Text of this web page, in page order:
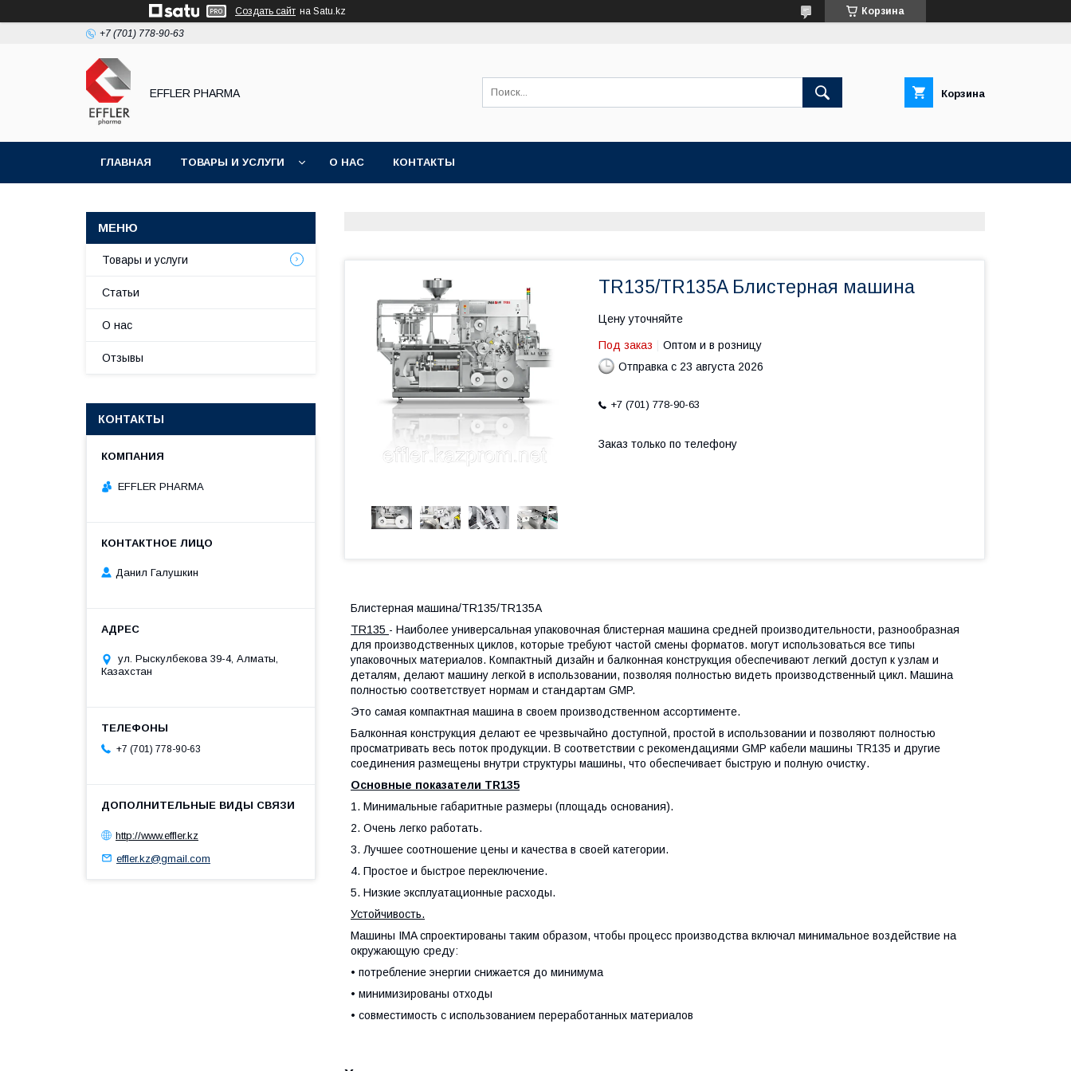
Создать сайт на Satu.kz Корзина
+7 (701) 778-90-63
EFFLER PHARMA Корзина
ГЛАВНАЯ ТОВАРЫ И УСЛУГИ О НАС КОНТАКТЫ
TR135/TR135A Блистерная машина
Цену уточняйте
Под заказ
Оптом и в розницу
Отправка с 23 августа 2026
+7 (701) 778-90-63
Заказ только по телефону
Блистерная машина/TR135/TR135A
TR135 - Наиболее универсальная упаковочная блистерная машина средней производительности, разнообразная
для производственных циклов, которые требуют частой смены форматов. могут использоваться все типы
упаковочных материалов. Компактный дизайн и балконная конструкция обеспечивают легкий доступ к узлам и
деталям, делают машину легкой в использовании, позволяя полностью видеть производственный цикл. Машина
полностью соответствует нормам и стандартам GMP.
Это самая компактная машина в своем производственном ассортименте.
Балконная конструкция делают ее чрезвычайно доступной, простой в использовании и позволяют полностью
просматривать весь поток продукции. В соответствии с рекомендациями GMP кабели машины TR135 и другие
соединения размещены внутри структуры машины, что обеспечивает быструю и полную очистку.
Основные показатели TR135
1. Минимальные габаритные размеры (площадь основания).
2. Очень легко работать.
3. Лучшее соотношение цены и качества в своей категории.
4. Простое и быстрое переключение.
5. Низкие эксплуатационные расходы.
Устойчивость.
Машины IMA спроектированы таким образом, чтобы процесс производства включал минимальное воздействие на
окружающую среду:
• потребление энергии снижается до минимума
• минимизированы отходы
• совместимость с использованием переработанных материалов
Товары и услуги
Статьи
О нас
Отзывы
КОНТАКТЫ
EFFLER PHARMA
Данил Галушкин
ул. Рыскулбекова 39-4, Алматы,
Казахстан
+7 (701) 778-90-63
http://www.effler.kz
effler.kz@gmail.com